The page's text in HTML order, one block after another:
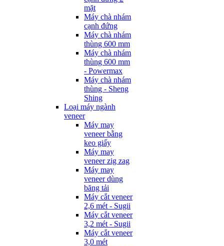
mặt
Máy chà nhám
cạnh đứng
Máy chà nhám
thùng 600 mm
Máy chà nhám
thùng 600 mm
- Powermax
Máy chà nhám
thùng - Sheng
Shing
Loại máy ngành
veneer
Máy may
veneer bằng
keo giấy
Máy may
veneer zig zag
Máy may
veneer dùng
băng tải
Máy cắt veneer
2,6 mét - Sugii
Máy cắt veneer
3,2 mét - Sugii
Máy cắt veneer
3,0 mét